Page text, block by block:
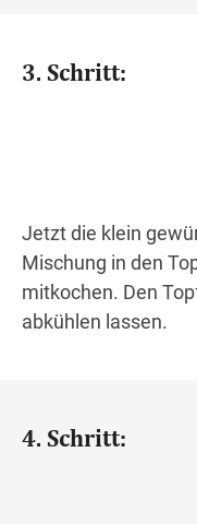
3. Schritt:
Jetzt die klein
Mischung in den
mitkochen. Den
abkühlen lassen.
4. Schritt: